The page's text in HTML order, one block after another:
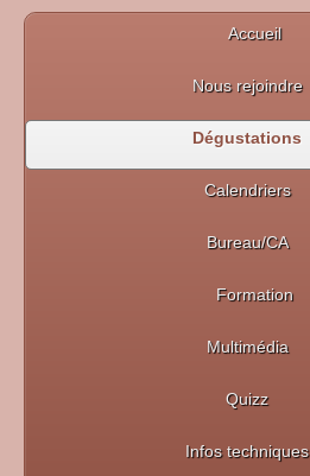
Accueil
Nous rejoindre
Dégustations
Calendriers
Bureau/CA
Formation
Multimédia
Quizz
Infos techniques